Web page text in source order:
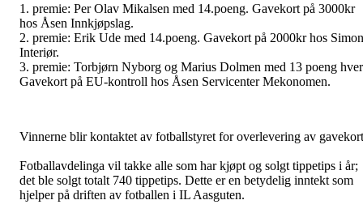
1. premie: Per Olav Mikalsen med 14.poeng. Gavekort på 3000kr
hos Åsen Innkjøpslag.
2. premie: Erik Ude med 14.poeng. Gavekort på 2000kr hos
Interiør.
3. premie: Torbjørn Nyborg og Marius Dolmen med 13 poeng
Gavekort på EU-kontroll hos Åsen Servicenter Mekonomen.
Vinnerne blir kontaktet av fotballstyret for overlevering av
Fotballavdelinga vil takke alle som har kjøpt og solgt tippetips i år;
det ble solgt totalt 740 tippetips. Dette er en betydelig inntekt som
hjelper på driften av fotballen i IL Aasguten.